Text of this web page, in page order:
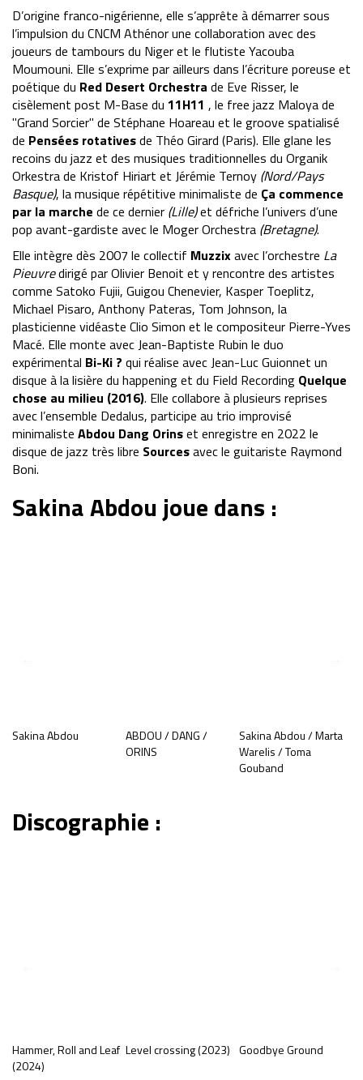
D’origine franco-nigérienne, elle s’apprête à démarrer sous
l’impulsion du CNCM Athénor une collaboration avec des
joueurs de tambours du Niger et le flutiste Yacouba
Moumouni. Elle s’exprime par ailleurs dans l’écriture poreuse et
poétique du Red Desert Orchestra de Eve Risser, le
cisèlement post M-Base du 11H11 , le free jazz Maloya de
"Grand Sorcier" de Stéphane Hoareau et le groove spatialisé
de Pensées rotativesde Théo Girard (Paris). Elle glane les
recoins du jazz et des musiques traditionnelles du Organik
Orkestra de Kristof Hiriart et Jérémie Ternoy (Nord/Pays
Basque), la musique répétitive minimaliste de Ça commence
par la marche de ce dernier (Lille)et défriche l’univers d’une
pop avant-gardiste avec le Moger Orchestra (Bretagne).
Elle intègre dès 2007 le collectif Muzzixavec l’orchestre La
Pieuvredirigé par Olivier Benoit et y rencontre des artistes
comme Satoko Fujii, Guigou Chenevier, Kasper Toeplitz,
Michael Pisaro, Anthony Pateras, Tom Johnson, la
plasticienne vidéaste Clio Simon et le compositeur Pierre-Yves
Macé. Elle monte avec Jean-Baptiste Rubin le duo
expérimental Bi-Ki ? qui réalise avec Jean-Luc Guionnet un
disque à la lisière du happening et du Field Recording Quelque
chose au milieu (2016). Elle collabore à plusieurs reprises
avec l’ensemble Dedalus, participe au trio improvisé
minimaliste Abdou Dang Orinset enregistre en 2022 le
disque de jazz très libre Sourcesavec le guitariste Raymond
Boni.
Sakina Abdou joue dans :
Sakina Abdou
ABDOU / DANG /
ORINS
Sakina Abdou / Marta
Warelis / Toma
Gouband
Discographie :
Hammer, Roll and Leaf
(2024)
Level crossing (2023) Goodbye Ground